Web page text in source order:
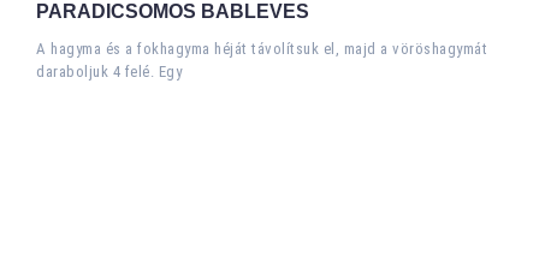
PARADICSOMOS BABLEVES
A hagyma és a fokhagyma héját távolítsuk el, majd a vöröshagymát
daraboljuk 4 felé. Egy